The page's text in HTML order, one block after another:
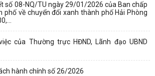
số 08-NQ/TU ngày 29/01/2026 của Ban chấp
phố về chuyển đổi xanh thành phố Hải Phòng
của Thường trực HĐND, Lãnh đạo UBND
hành chính số 26/2026